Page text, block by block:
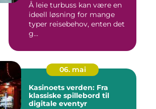
Å leie turbuss kan være en
ideell løsning for mange
typer reisebehov, enten det
g...
06. mai
Kasinoets verden: Fra
klassiske spillebord til
digitale eventyr